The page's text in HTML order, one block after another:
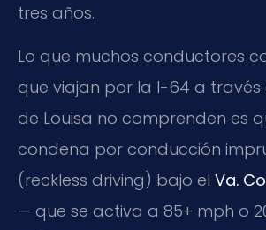
tres años.
Lo que muchos conductores
que viajan por la I-64 a
de Louisa no comprenden es
condena por conducción
(reckless driving) bajo el Va.
— que se activa a 85+ mph o